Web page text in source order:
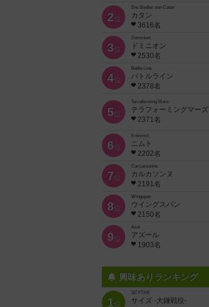
2位
Die Siedler von Catan
カタン
3616名
3位
Dominion
ドミニオン
2530名
4位
Battle Line
バトルライン
2378名
5位
Terraforming Mars
テラフォーミングマーズ
2371名
6位
6 nimmt!
ニムト
2202名
7位
Carcassonne
カルカソンヌ
2191名
8位
Wingspan
ウイングスパン
2150名
9位
Azul
アズール
1903名
興味ありランキング
1位
SCYTHE
サイズ -大鎌戦役-